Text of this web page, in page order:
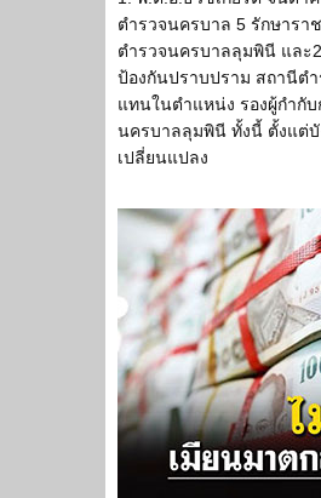
ตำรวจนครบาล 5 รักษารา
ตำรวจนครบาลลุมพินี และ
ป้องกันปราบปราม สถานีต
แทนในตำแหน่ง รองผู้กำกั
นครบาลลุมพินี ทั้งนี้ ตั้งแต่
เปลี่ยนแปลง